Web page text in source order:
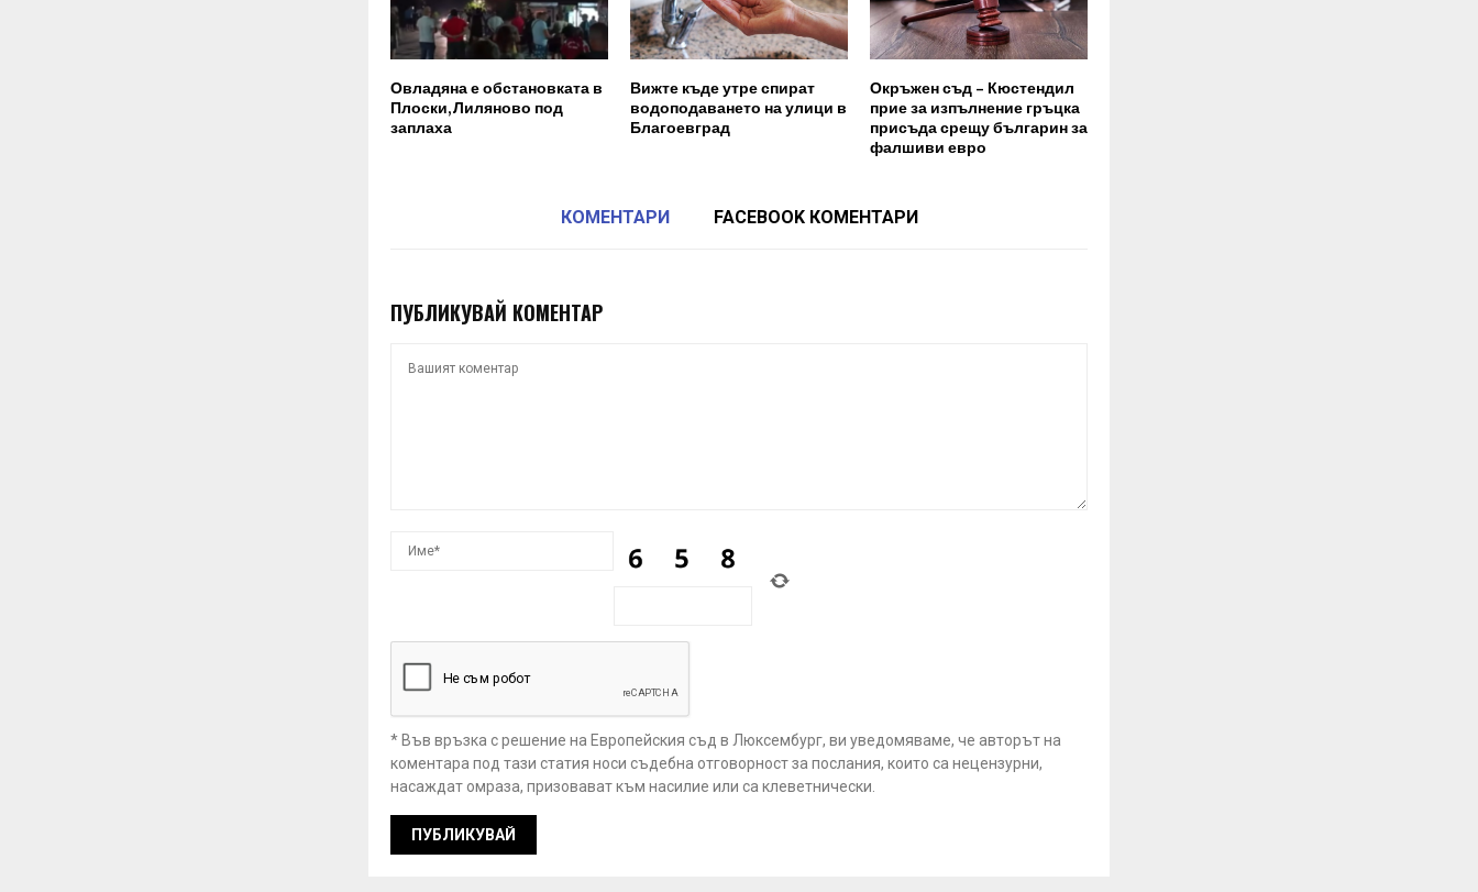
Овладяна е обстановката в
Плоски, Лиляново под
заплаха
Вижте къде утре спират
водоподаването на улици в
Благоевград
Окръжен съд – Кюстендил
прие за изпълнение гръцка
присъда срещу българин за
фалшиви евро
КОМЕНТАРИ FACEBOOK КОМЕНТАРИ
ПУБЛИКУВАЙ КОМЕНТАР
* Във връзка с решение на Европейския съд в Люксембург, ви уведомяваме, че авторът на
коментара под тази статия носи съдебна отговорност за послания, които са нецензурни,
насаждат омраза, призовават към насилие или са клеветнически.